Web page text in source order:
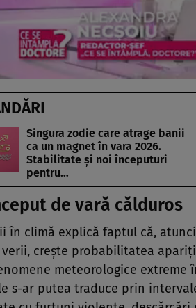
Singura zodie care atrage banii
ca un magnet în vara 2026.
Stabilitate și noi începuturi
pentru…
de vară călduros
în climă explică faptul că,
crește probabilitatea
meteorologice extreme
s-ar putea traduce prin